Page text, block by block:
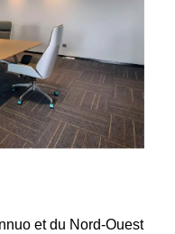
et du Nord-Ouest